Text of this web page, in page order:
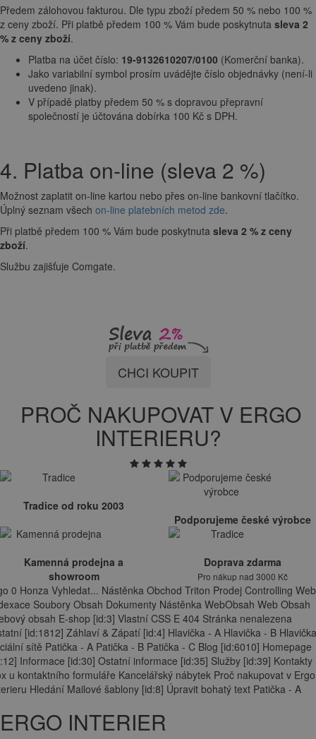
Předem zálohovou fakturou. Dle typu zboží předem 50 % nebo 100 %
z ceny zboží. Při platbě předem 100 % Vám bude poskytnuta sleva 2
% z ceny zboží.
Platba na účet číslo: 19-9132610207/0100 (Komerční banka).
Jako variabilní symbol prosím uvádějte číslo objednávky (není-li
uvedeno jinak).
V případě platby předem 50 % s dopravou přepravní
společností je účtována dobírka 100 Kč s DPH.
4. Platba on-line (sleva 2 %)
Možnost zaplatit on-line kartou nebo přes on-line bankovní tlačítko.
Úplný seznam všech on-line platebních metod zde.
Při platbě předem 100 % Vám bude poskytnuta sleva 2 % z ceny
zboží.
Službu zajišťuje Comgate.
CHCI KOUPIT
PROČ NAKUPOVAT V ERGO
INTERIERU?
Tradice od roku 2003
Podporujeme české výrobce
Kamenná prodejna a
showroom
Doprava zdarma
Pro nákup nad 3000 Kč
0 Honza Vyhledat... Nástěnka Obchod Triton Prodej Controlling Web
Soubory Obsah Dokumenty Nástěnka WebObsah Web Obsah
obsah E-shop [id:3] Vlastní CSS E 404 Stránka nenalezena
[id:1812] Záhlaví & Zápatí [id:4] Hlavička - A Hlavička - B
sítě Patička - A Patička - B Patička - C Blog [id:6010] Homepage
Informace [id:30] Ostatní informace [id:35] Služby [id:39] Kontakty
u kontaktního formuláře Kancelářský nábytek Proč nakupovat v Ergo
Hledání Mailové šablony [id:8] Úpravit bohatý text Patička - A
ERGO INTERIER